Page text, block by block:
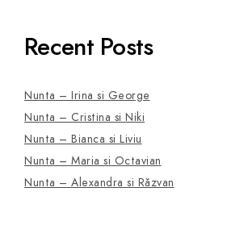
Recent Posts
Nunta – Irina si George
Nunta – Cristina si Niki
Nunta – Bianca si Liviu
Nunta – Maria si Octavian
Nunta – Alexandra si Răzvan